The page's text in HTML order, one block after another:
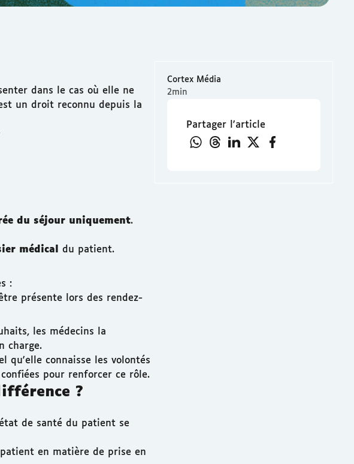
dans le cas où elle ne
un droit reconnu depuis la
du séjour uniquement.
médical du patient.
:
présente lors des rendez-
les médecins la
charge.
qu'elle connaisse les volontés
pour renforcer ce rôle.
?
de santé du patient se
en matière de prise en
Cortex Média
2min
Partager l'article